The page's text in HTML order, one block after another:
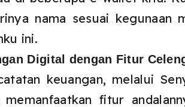
nama sesuai
ini.
Digital dengan Fitur
keuangan, melalui
memanfaatkan fitur